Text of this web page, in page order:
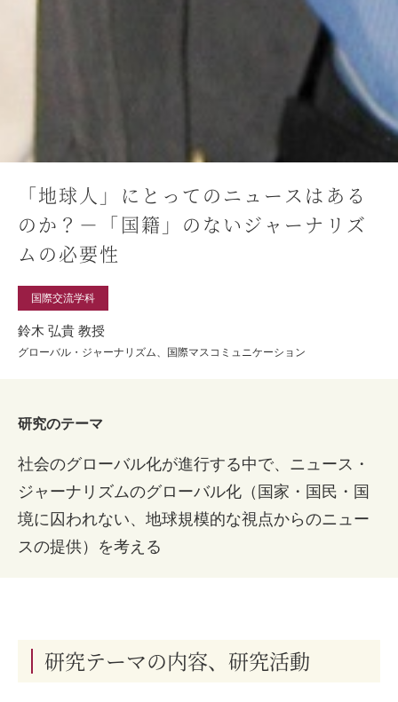
「地球人」にとってのニュースはある
のか？－「国籍」のないジャーナリズ
ムの必要性
国際交流学科
鈴木 弘貴 教授
グローバル・ジャーナリズム、国際マスコミュニケーション
研究のテーマ
社会のグローバル化が進行する中で、ニュース・
ジャーナリズムのグローバル化（国家・国民・国
境に囚われない、地球規模的な視点からのニュー
スの提供）を考える
研究テーマの内容、研究活動